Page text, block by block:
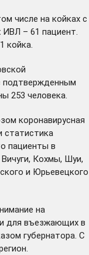
числе на койках с
– 61 пациент.
койка.
подтвержденным
253 человека.
коронавирусная
статистика
пациенты в
Кохмы, Шуи,
и Юрьевецкого
на
для въезжающих в
губернатора. С